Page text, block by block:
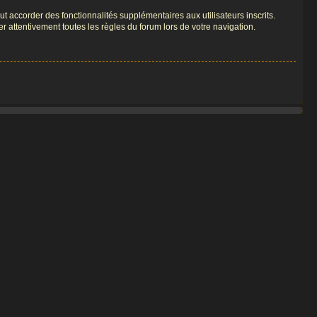
accorder des fonctionnalités supplémentaires aux utilisateurs inscrits.
attentivement toutes les règles du forum lors de votre navigation.